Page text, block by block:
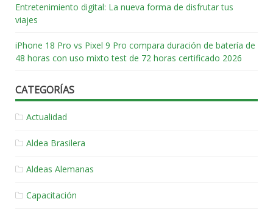
Entretenimiento digital: La nueva forma de disfrutar tus
viajes
iPhone 18 Pro vs Pixel 9 Pro compara duración de batería de
48 horas con uso mixto test de 72 horas certificado 2026
CATEGORÍAS
Actualidad
Aldea Brasilera
Aldeas Alemanas
Capacitación